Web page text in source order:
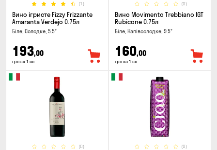
(1)
Вино ігристе Fizzy Frizzante
Amaranta Verdejo 0.75л
Біле, Солодке, 5.5°
193,00
грн за 1 шт
(0)
Вино Movimento Trebbiano IGT
Rubicone 0.75л
Біле, Напівсолодке, 9.5°
160,00
грн за 1 шт
(0) (0)